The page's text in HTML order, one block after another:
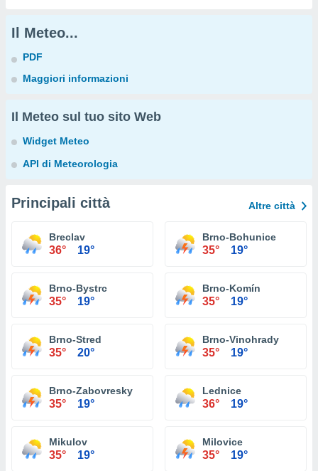
Il Meteo...
PDF
Maggiori informazioni
Il Meteo sul tuo sito Web
Widget Meteo
API di Meteorologia
Principali città Altre città
Breclav
36° 19°
Brno-Bohunice
35° 19°
Brno-Bystrc
35° 19°
Brno-Komín
35° 19°
Brno-Stred
35° 20°
Brno-Vinohrady
35° 19°
Brno-Zabovresky
35° 19°
Lednice
36° 19°
Mikulov
35° 19°
Milovice
35° 19°